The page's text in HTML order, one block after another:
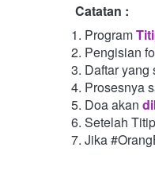
Catatan :
Program
Pengisian
Daftar yang
Prosesnya
Doa akan
Setelah
Jika